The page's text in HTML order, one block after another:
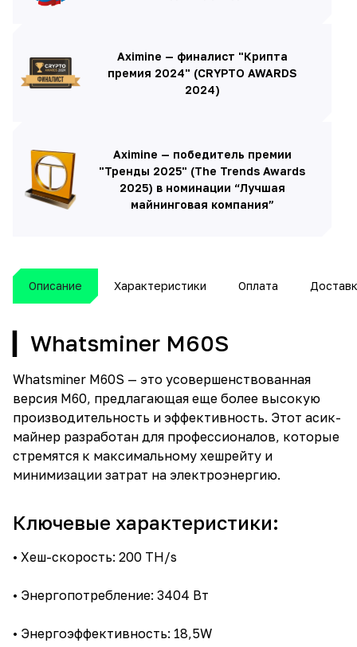
Aximine — финалист "Крипта
премия 2024" (CRYPTO AWARDS
2024)
Aximine — победитель премии
"Тренды 2025" (The Trends Awards
2025) в номинации “Лучшая
майнинговая компания”
Описание Характеристики Оплата
▎Whatsminer M60S
Whatsminer M60S — это усовершенствованная
версия M60, предлагающая еще более высокую
производительность и эффективность. Этот асик-
майнер разработан для профессионалов, которые
стремятся к максимальному хешрейту и
минимизации затрат на электроэнергию.
Ключевые характеристики:
• Хеш-скорость: 200 TH/s
• Энергопотребление: 3404 Вт
• Энергоэффективность: 18,5W